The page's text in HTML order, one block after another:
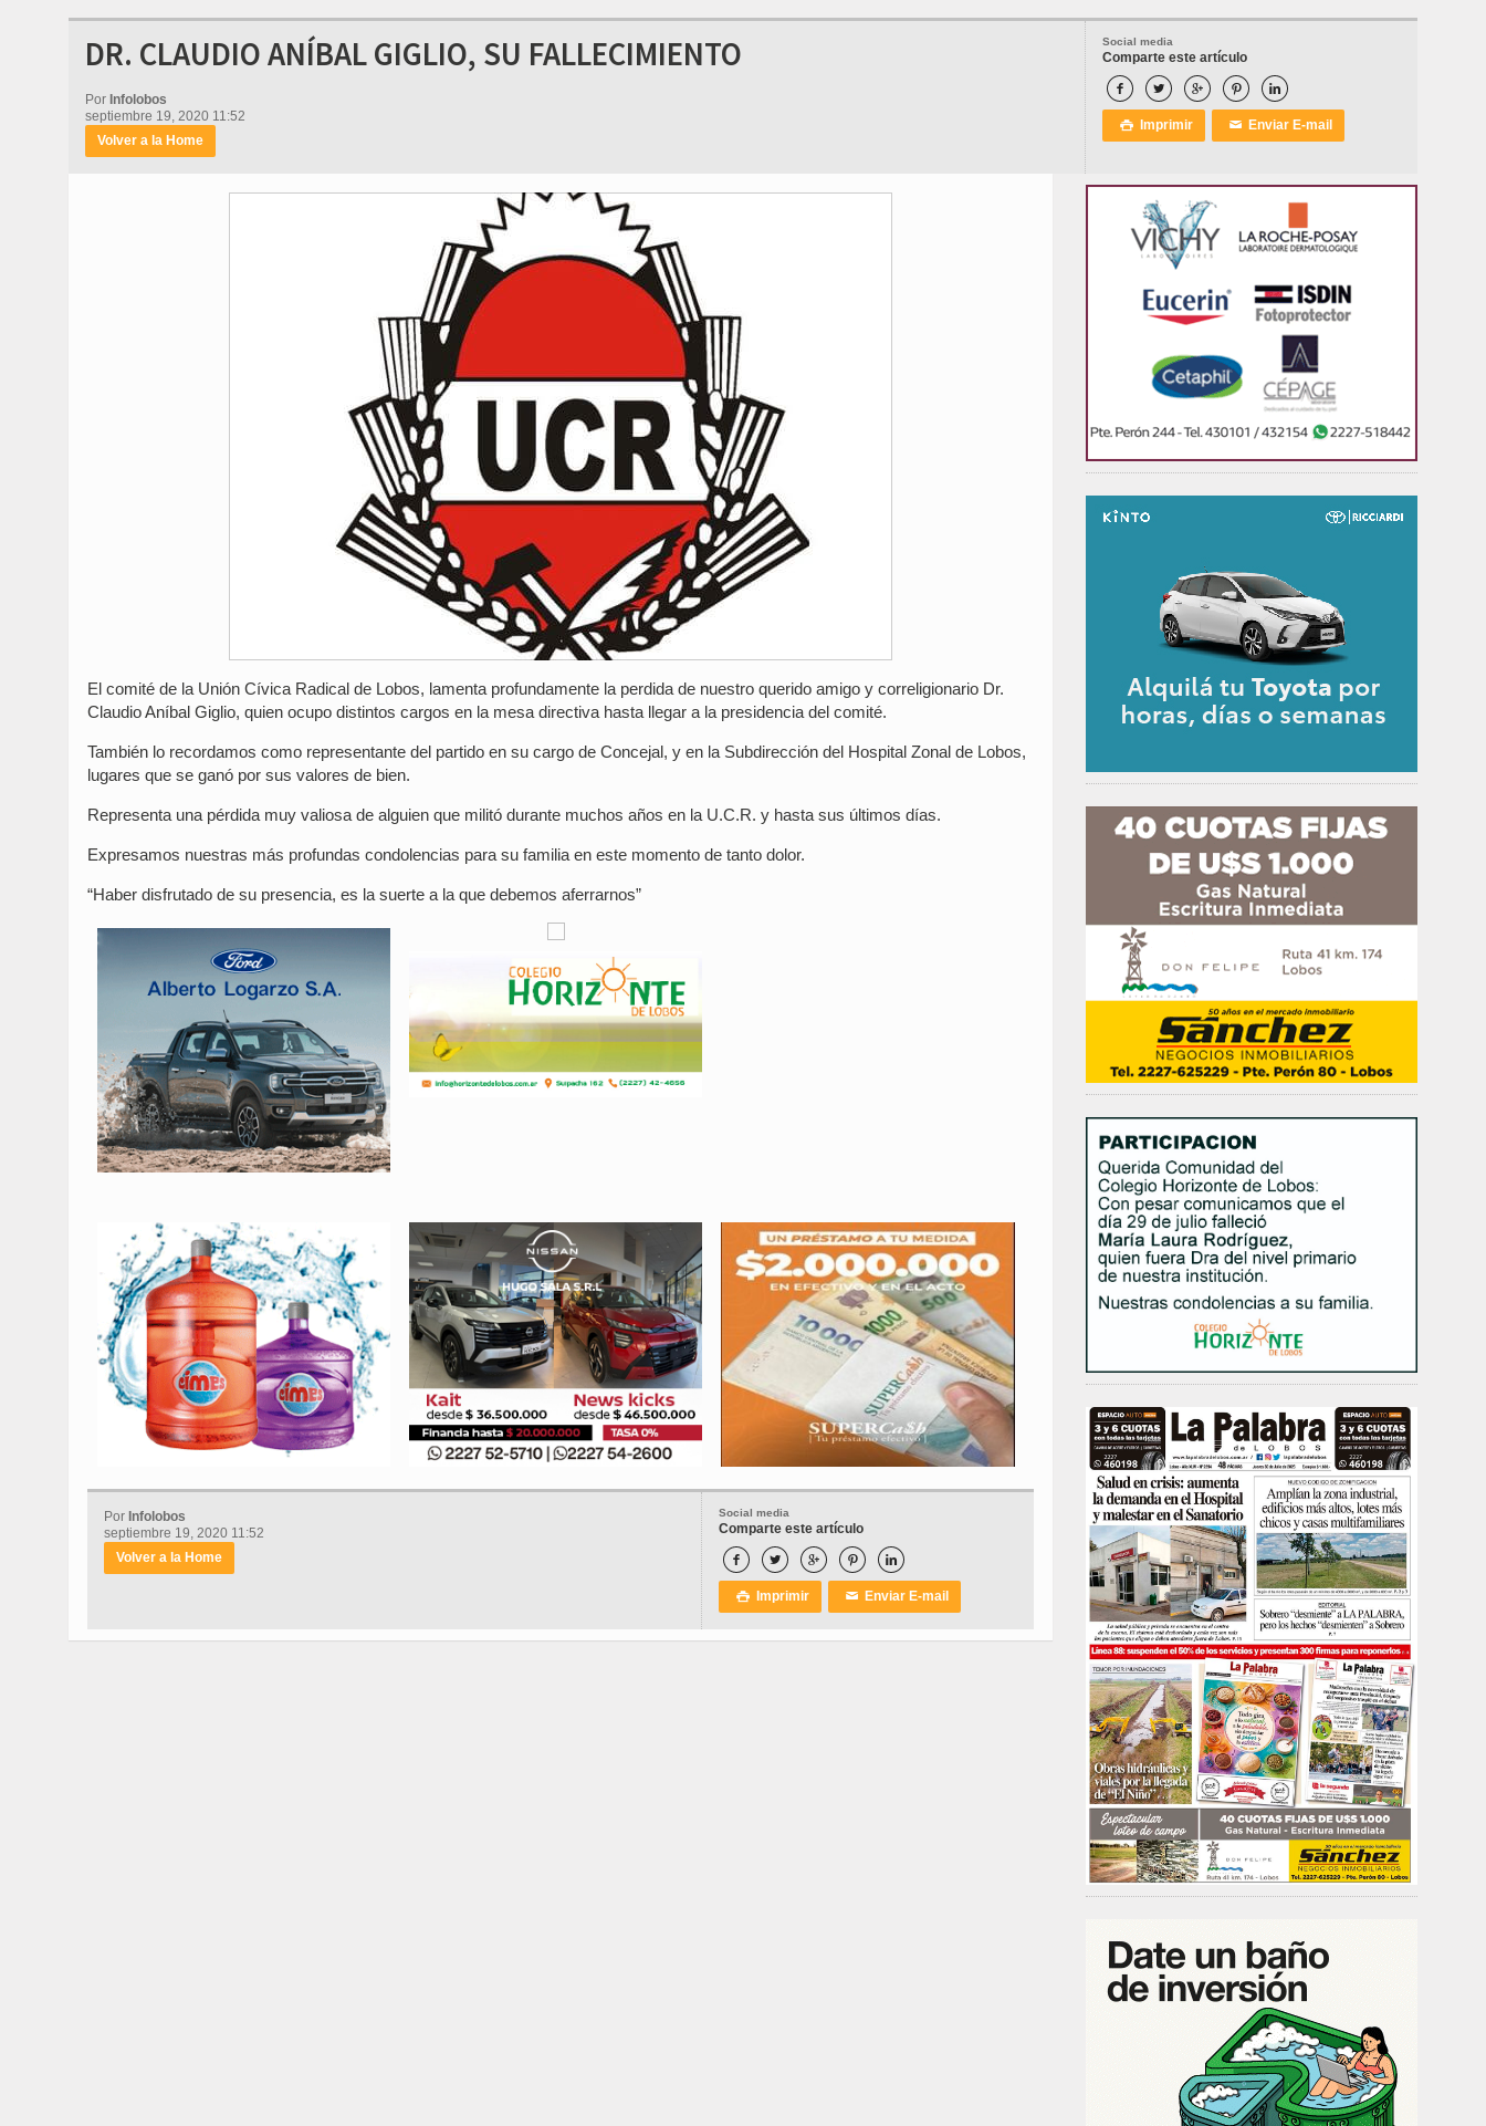
Social media
Comparte este artículo
    
 Imprimir ✉ Enviar E-mail
DR. CLAUDIO ANÍBAL GIGLIO, SU FALLECIMIENTO
Por Infolobos
septiembre 19, 2020 11:52
Volver a la Home
El comité de la Unión Cívica Radical de Lobos, lamenta profundamente la perdida de nuestro querido amigo y correligionario Dr.
Claudio Aníbal Giglio, quien ocupo distintos cargos en la mesa directiva hasta llegar a la presidencia del comité.
También lo recordamos como representante del partido en su cargo de Concejal, y en la Subdirección del Hospital Zonal de Lobos,
lugares que se ganó por sus valores de bien.
Representa una pérdida muy valiosa de alguien que militó durante muchos años en la U.C.R. y hasta sus últimos días.
Expresamos nuestras más profundas condolencias para su familia en este momento de tanto dolor.
“Haber disfrutado de su presencia, es la suerte a la que debemos aferrarnos”
Social media
Comparte este artículo
    
 Imprimir ✉ Enviar E-mail
Por Infolobos
septiembre 19, 2020 11:52
Volver a la Home